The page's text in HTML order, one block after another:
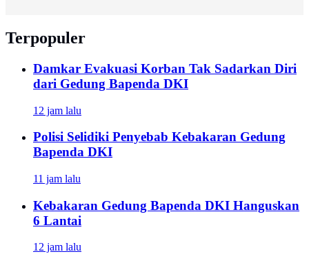
Terpopuler
Damkar Evakuasi Korban Tak Sadarkan Diri
dari Gedung Bapenda DKI
12 jam lalu
Polisi Selidiki Penyebab Kebakaran Gedung
Bapenda DKI
11 jam lalu
Kebakaran Gedung Bapenda DKI Hanguskan
6 Lantai
12 jam lalu